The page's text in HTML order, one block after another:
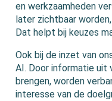
en werkzaamheden
later zichtbaar
Dat helpt bij keuzes
Ook bij de inzet van
AI. Door informatie uit
brengen, worden
interesse van de